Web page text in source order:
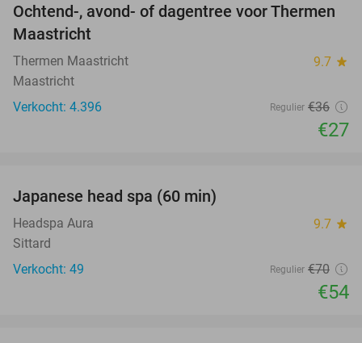
25%
Ochtend-, avond- of dagentree voor Thermen
Maastricht
Thermen Maastricht 9.7 star
Maastricht
Verkocht: 4.396
Regulier €36
€27
Japanese head spa (60 min)
Headspa Aura 9.7 star
Sittard
Verkocht: 49
Regulier €70
€54